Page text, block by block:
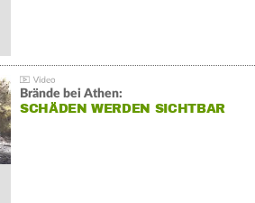
Brände bei Athen:
SCHÄDEN WERDEN SICHTBAR